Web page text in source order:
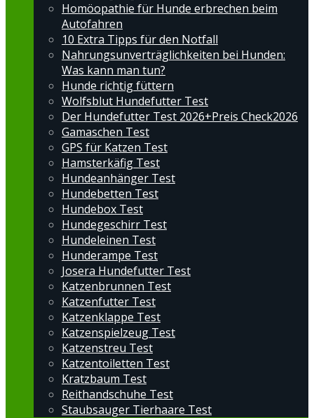
Homöopathie für Hunde erbrechen beim
Autofahren
10 Extra Tipps für den Notfall
Nahrungsunverträglichkeiten bei Hunden:
Was kann man tun?
Hunde richtig füttern
Wolfsblut Hundefutter Test
Der Hundefutter Test 2026+Preis Check2026
Gamaschen Test
GPS für Katzen Test
Hamsterkäfig Test
Hundeanhänger Test
Hundebetten Test
Hundebox Test
Hundegeschirr Test
Hundeleinen Test
Hunderampe Test
Josera Hundefutter Test
Katzenbrunnen Test
Katzenfutter Test
Katzenklappe Test
Katzenspielzeug Test
Katzenstreu Test
Katzentoiletten Test
Kratzbaum Test
Reithandschuhe Test
Staubsauger Tierhaare Test